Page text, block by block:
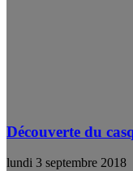
Découverte du
lundi 3 septembre 2018